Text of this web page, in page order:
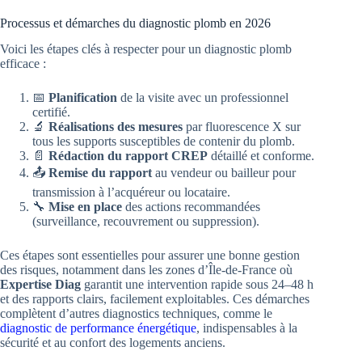
Processus et démarches du diagnostic plomb en 2026
Voici les étapes clés à respecter pour un diagnostic plomb
efficace :
📅 Planification de la visite avec un professionnel
certifié.
🔬 Réalisations des mesures par fluorescence X sur
tous les supports susceptibles de contenir du plomb.
📄 Rédaction du rapport CREP détaillé et conforme.
📤 Remise du rapport au vendeur ou bailleur pour
transmission à l’acquéreur ou locataire.
🔧 Mise en place des actions recommandées
(surveillance, recouvrement ou suppression).
Ces étapes sont essentielles pour assurer une bonne gestion
des risques, notamment dans les zones d’Île-de-France où
Expertise Diag garantit une intervention rapide sous 24–48 h
et des rapports clairs, facilement exploitables. Ces démarches
complètent d’autres diagnostics techniques, comme le
diagnostic de performance énergétique, indispensables à la
sécurité et au confort des logements anciens.